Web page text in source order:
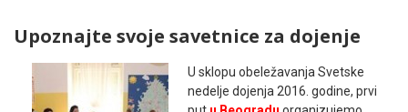
Upoznajte svoje savetnice za dojenje
U sklopu obeležavanja Svetske
nedelje dojenja 2016. godine, prvi